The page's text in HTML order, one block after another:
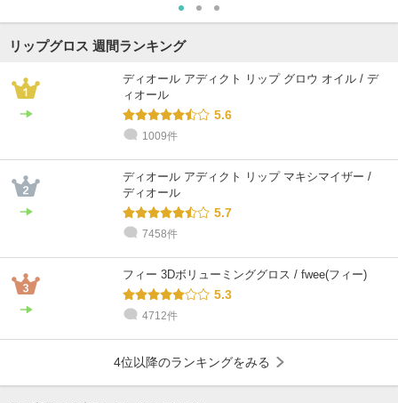
リップグロス 週間ランキング
ディオール アディクト リップ グロウ オイル / デ
ィオール
5.6
1009件
ディオール アディクト リップ マキシマイザー /
ディオール
5.7
7458件
フィー 3Dボリューミンググロス / fwee(フィー)
5.3
4712件
4位以降のランキングをみる